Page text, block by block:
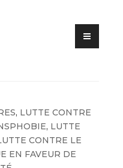
Bernard Lyon
1
, LUTTE CONTRE
, LUTTE
CONTRE LE
EN FAVEUR DE